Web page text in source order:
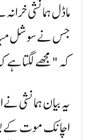
ماڈل ہمانشی
جس نے سوشل
کہ "مجھے لگتا
یہ بیان ہمانشی